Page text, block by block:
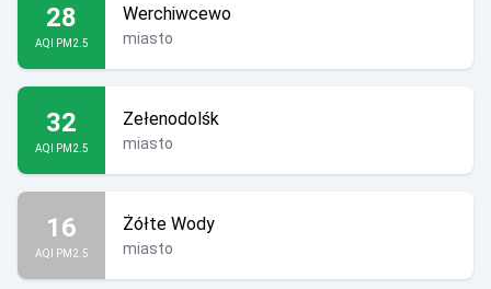
28
AQI PM2.5
Werchiwcewo
miasto
32
AQI PM2.5
Zełenodolśk
miasto
16
AQI PM2.5
Żółte Wody
miasto